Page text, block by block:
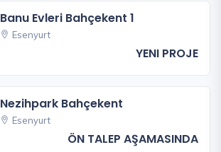
Banu Evleri Bahçekent 1
Esenyurt
YENI PROJE
Nezihpark Bahçekent
Esenyurt
ÖN TALEP AŞAMASINDA